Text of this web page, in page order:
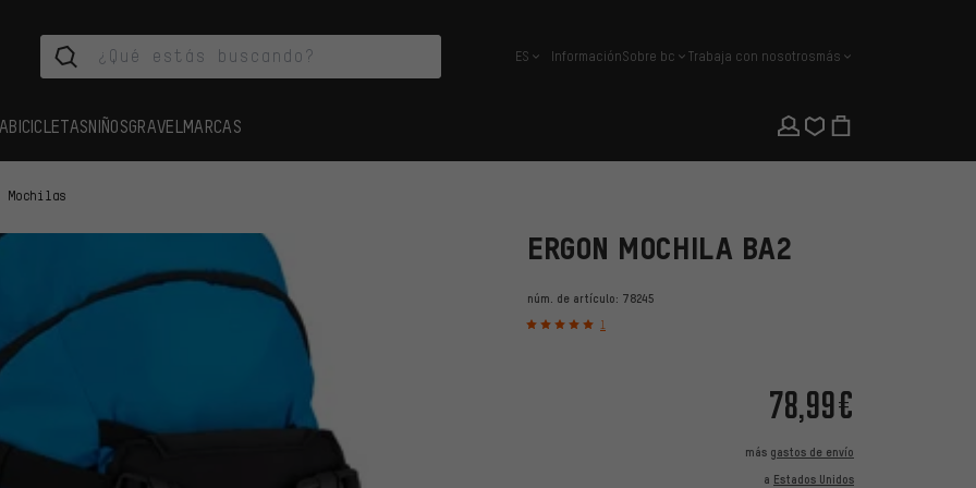
español
ES InformaciónSobre bc Trabaja con nosotrosmás
BICICLETASNIÑOSGRAVEL MARCAS
Mochilas
ERGON MOCHILA BA2
núm. de artículo: 78245
1
78,99€
más gastos de envío
a Estados Unidos